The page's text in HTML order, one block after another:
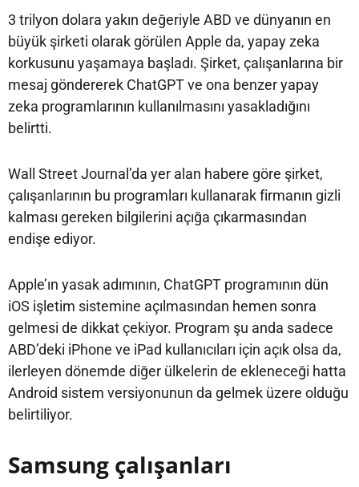
3 trilyon dolara yakın değeriyle ABD ve dünyanın en
büyük şirketi olarak görülen Apple da, yapay zeka
korkusunu yaşamaya başladı. Şirket, çalışanlarına bir
mesaj göndererek ChatGPT ve ona benzer yapay
zeka programlarının kullanılmasını yasakladığını
belirtti.
Wall Street Journal’da yer alan habere göre şirket,
çalışanlarının bu programları kullanarak firmanın gizli
kalması gereken bilgilerini açığa çıkarmasından
endişe ediyor.
Apple’ın yasak adımının, ChatGPT programının dün
iOS işletim sistemine açılmasından hemen sonra
gelmesi de dikkat çekiyor. Program şu anda sadece
ABD’deki iPhone ve iPad kullanıcıları için açık olsa da,
ilerleyen dönemde diğer ülkelerin de ekleneceği hatta
Android sistem versiyonunun da gelmek üzere olduğu
belirtiliyor.
Samsung çalışanları